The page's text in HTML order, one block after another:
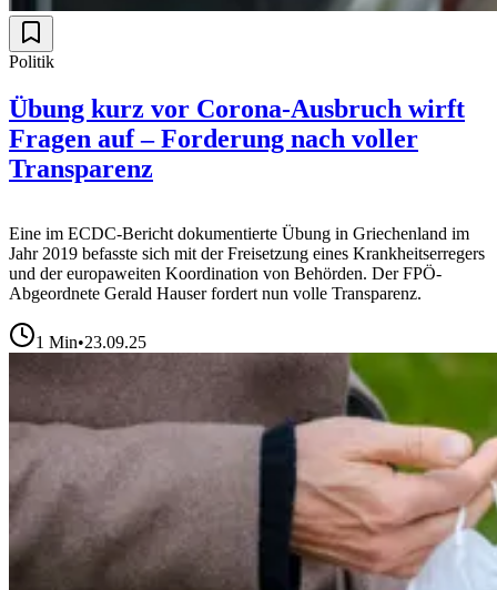
Politik
Übung kurz vor Corona-Ausbruch wirft
Fragen auf – Forderung nach voller
Transparenz
Eine im ECDC-Bericht dokumentierte Übung in Griechenland im
Jahr 2019 befasste sich mit der Freisetzung eines Krankheitserregers
und der europaweiten Koordination von Behörden. Der FPÖ-
Abgeordnete Gerald Hauser fordert nun volle Transparenz.
1 Min•23.09.25